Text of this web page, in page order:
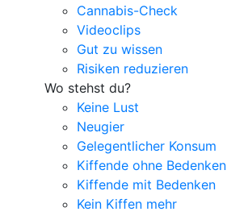
Cannabis-Check
Videoclips
Gut zu wissen
Risiken reduzieren
Wo stehst du?
Keine Lust
Neugier
Gelegentlicher Konsum
Kiffende ohne Bedenken
Kiffende mit Bedenken
Kein Kiffen mehr